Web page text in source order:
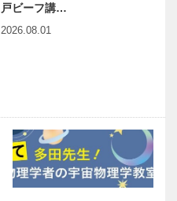
戸ビーフ講…
2026.08.01